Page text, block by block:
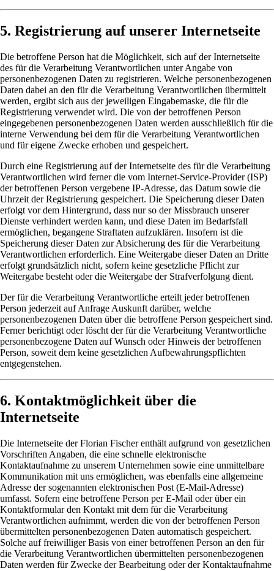
5. Registrierung auf unserer Internetseite
Die betroffene Person hat die Möglichkeit, sich auf der Internetseite
des für die Verarbeitung Verantwortlichen unter Angabe von
personenbezogenen Daten zu registrieren. Welche personenbezogenen
Daten dabei an den für die Verarbeitung Verantwortlichen übermittelt
werden, ergibt sich aus der jeweiligen Eingabemaske, die für die
Registrierung verwendet wird. Die von der betroffenen Person
eingegebenen personenbezogenen Daten werden ausschließlich für die
interne Verwendung bei dem für die Verarbeitung Verantwortlichen
und für eigene Zwecke erhoben und gespeichert.
Durch eine Registrierung auf der Internetseite des für die Verarbeitung
Verantwortlichen wird ferner die vom Internet-Service-Provider (ISP)
der betroffenen Person vergebene IP-Adresse, das Datum sowie die
Uhrzeit der Registrierung gespeichert. Die Speicherung dieser Daten
erfolgt vor dem Hintergrund, dass nur so der Missbrauch unserer
Dienste verhindert werden kann, und diese Daten im Bedarfsfall
ermöglichen, begangene Straftaten aufzuklären. Insofern ist die
Speicherung dieser Daten zur Absicherung des für die Verarbeitung
Verantwortlichen erforderlich. Eine Weitergabe dieser Daten an Dritte
erfolgt grundsätzlich nicht, sofern keine gesetzliche Pflicht zur
Weitergabe besteht oder die Weitergabe der Strafverfolgung dient.
Der für die Verarbeitung Verantwortliche erteilt jeder betroffenen
Person jederzeit auf Anfrage Auskunft darüber, welche
personenbezogenen Daten über die betroffene Person gespeichert sind.
Ferner berichtigt oder löscht der für die Verarbeitung Verantwortliche
personenbezogene Daten auf Wunsch oder Hinweis der betroffenen
Person, soweit dem keine gesetzlichen Aufbewahrungspflichten
entgegenstehen.
6. Kontaktmöglichkeit über die
Internetseite
Die Internetseite der Florian Fischer enthält aufgrund von gesetzlichen
Vorschriften Angaben, die eine schnelle elektronische
Kontaktaufnahme zu unserem Unternehmen sowie eine unmittelbare
Kommunikation mit uns ermöglichen, was ebenfalls eine allgemeine
Adresse der sogenannten elektronischen Post (E-Mail-Adresse)
umfasst. Sofern eine betroffene Person per E-Mail oder über ein
Kontaktformular den Kontakt mit dem für die Verarbeitung
Verantwortlichen aufnimmt, werden die von der betroffenen Person
übermittelten personenbezogenen Daten automatisch gespeichert.
Solche auf freiwilliger Basis von einer betroffenen Person an den für
die Verarbeitung Verantwortlichen übermittelten personenbezogenen
Daten werden für Zwecke der Bearbeitung oder der Kontaktaufnahme